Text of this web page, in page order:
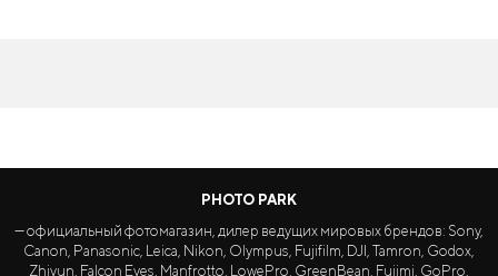
PHOTO PARK
— официальный фотомагазин, дилер ведущих мировых брендов: Sony,
Canon, Panasonic, Leica, Nikon, Olympus, Fujifilm, DJI, Tamron, Godox,
Zhiyun, Falcon Eyes, Manfrotto, LowePro, GreenBean, Fujimi, GoPro,